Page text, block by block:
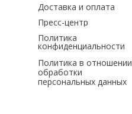
Доставка и оплата
Пресс-центр
Политика
конфиденциальности
Политика в отношении
обработки
персональных данных